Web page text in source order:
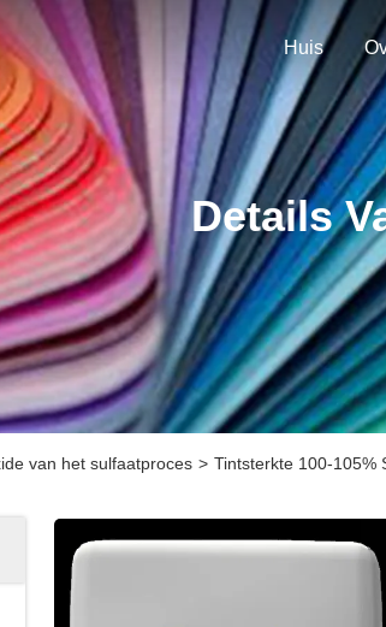
Huis
Details
van het sulfaatproces > Tintsterkte 100-105%